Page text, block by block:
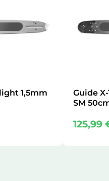
1,5mm
Guide
SM
125,99